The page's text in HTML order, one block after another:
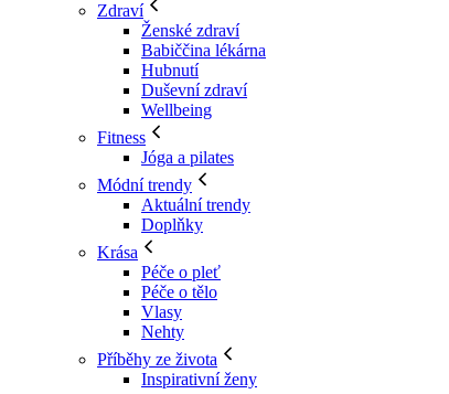
Zdraví
Ženské zdraví
Babiččina lékárna
Hubnutí
Duševní zdraví
Wellbeing
Fitness
Jóga a pilates
Módní trendy
Aktuální trendy
Doplňky
Krása
Péče o pleť
Péče o tělo
Vlasy
Nehty
Příběhy ze života
Inspirativní ženy